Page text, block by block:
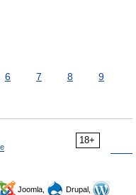
6 7 8
9
18+
Joomla,
Drupal,